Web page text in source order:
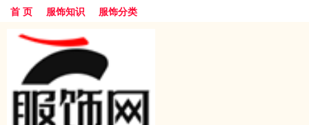
首 页 服饰知识 服饰分类